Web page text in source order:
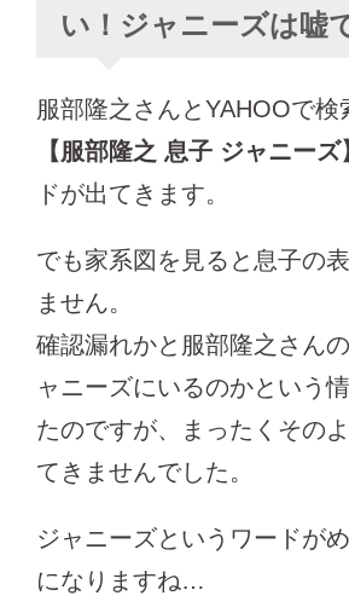
い！ジャニーズは嘘
服部隆之さんとYAHOOで検
【服部隆之 息子 ジャニーズ
ドが出てきます。
でも家系図を見ると息子の
ません。
確認漏れかと服部隆之さん
ャニーズにいるのかという
たのですが、まったくその
てきませんでした。
ジャニーズというワードが
になりますね…